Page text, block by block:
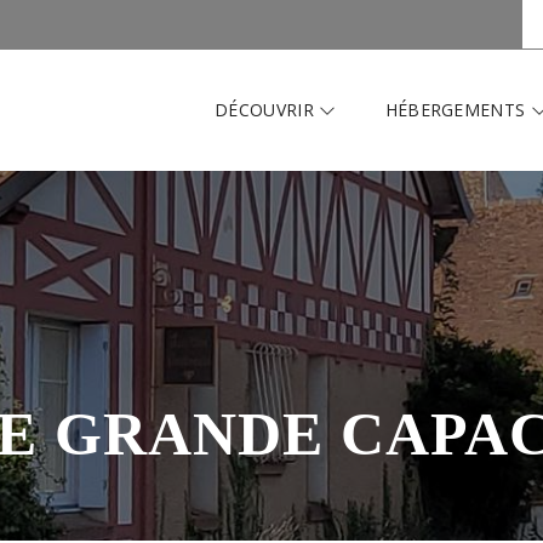
DÉCOUVRIR HÉBERGEMENTS
GRANDE